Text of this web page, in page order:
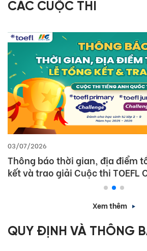
CÁC CUỘC THI
01/07/2026
Thông báo thời gian và địa điểm
kết và Trao giải Quốc gia Cuộc
Xem thêm
QUY ĐỊNH VÀ THÔNG